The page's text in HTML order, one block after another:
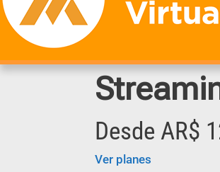
Desde AR$
Ver planes